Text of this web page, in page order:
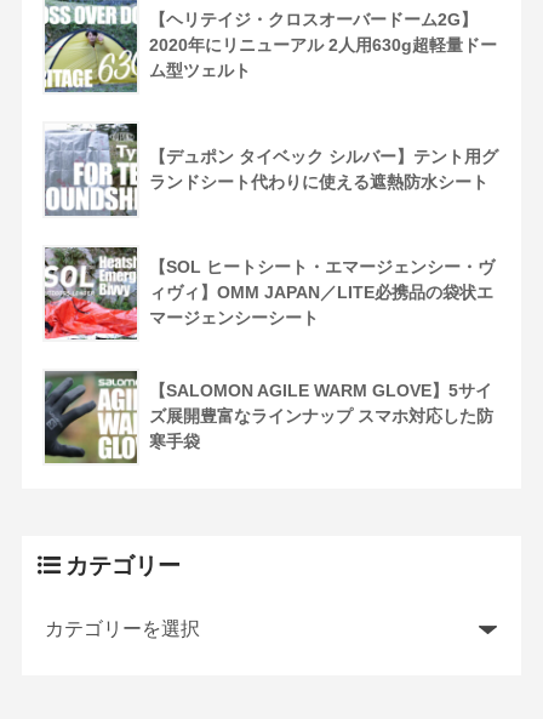
【ヘリテイジ・クロスオーバードーム2G】
2020年にリニューアル 2人用630g超軽量ドー
ム型ツェルト
【デュポン タイベック シルバー】テント用グ
ランドシート代わりに使える遮熱防水シート
【SOL ヒートシート・エマージェンシー・ヴ
ィヴィ】OMM JAPAN／LITE必携品の袋状エ
マージェンシーシート
【SALOMON AGILE WARM GLOVE】5サイ
ズ展開豊富なラインナップ スマホ対応した防
寒手袋
カテゴリー